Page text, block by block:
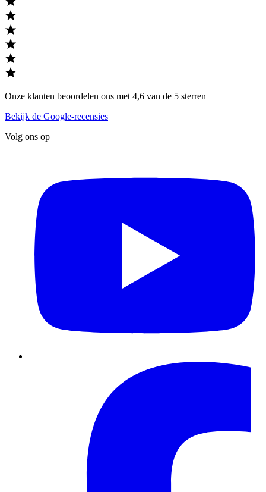
Onze klanten beoordelen ons met 4,6 van de 5 sterren
Bekijk de Google-recensies
Volg ons op